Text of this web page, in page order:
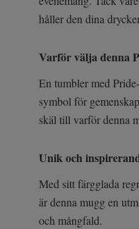
håller den dina
Varför välja denna
En tumbler med
symbol för
skäl till varför denna
Unik och
Med sitt färgglada
är denna mugg en
och mångfald.